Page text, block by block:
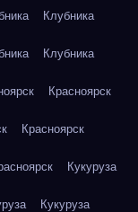
Клубника
Клубника
Красноярск
Красноярск
Кукуруза
Кукуруза